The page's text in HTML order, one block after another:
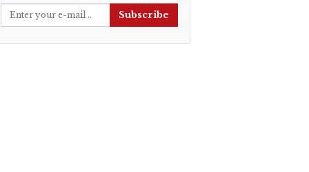
Subscribe